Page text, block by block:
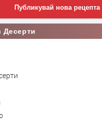
Публикувай нова рецепта
в Десерти